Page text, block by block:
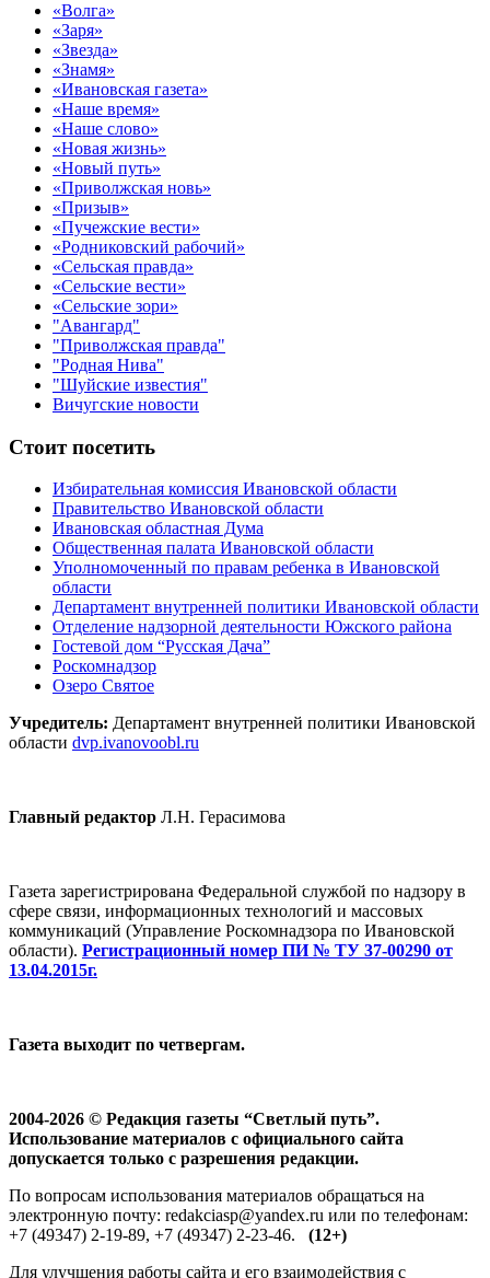
«Волга»
«Заря»
«Звезда»
«Знамя»
«Ивановская газета»
«Наше время»
«Наше слово»
«Новая жизнь»
«Новый путь»
«Приволжская новь»
«Призыв»
«Пучежские вести»
«Родниковский рабочий»
«Сельская правда»
«Сельские вести»
«Сельские зори»
"Авангард"
"Приволжская правда"
"Родная Нива"
"Шуйские известия"
Вичугские новости
Стоит посетить
Избирательная комиссия Ивановской области
Правительство Ивановской области
Ивановская областная Дума
Общественная палата Ивановской области
Уполномоченный по правам ребенка в Ивановской
области
Департамент внутренней политики Ивановской области
Отделение надзорной деятельности Южского района
Гостевой дом “Русская Дача”
Роскомнадзор
Озеро Святое
Учредитель: Департамент внутренней политики Ивановской
области dvp.ivanovoobl.ru
Главный редактор Л.Н. Герасимова
Газета зарегистрирована Федеральной службой по надзору в
сфере связи, информационных технологий и массовых
коммуникаций (Управление Роскомнадзора по Ивановской
области). Регистрационный номер ПИ № ТУ 37-00290 от
13.04.2015г.
Газета выходит по четвергам.
2004-2026 © Редакция газеты “Светлый путь”.
Использование материалов с официального сайта
допускается только с разрешения редакции.
По вопросам использования материалов обращаться на
электронную почту: redakciasp@yandex.ru или по телефонам:
+7 (49347) 2-19-89, +7 (49347) 2-23-46. (12+)
Для улучшения работы сайта и его взаимодействия с